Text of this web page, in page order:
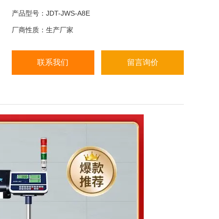
● 预扣皮重功能, 重量累加功能
● 6V/4Ah铅酸充电电池或交流220VAC供电
● LED/LCD6位液晶显示+背光
产品型号：JDT-JWS-A8E
厂商性质：生产厂家
联系我们 留言询价